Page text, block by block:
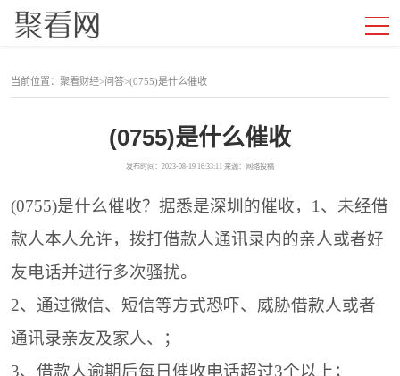
当前位置： 聚看财经>问答>(0755)是什么催收
(0755)是什么催收
发布时间：2023-08-19 16:33:11 来源：网络投稿
(0755)是什么催收？据悉是深圳的催收，1、未经借
款人本人允许，拨打借款人通讯录内的亲人或者好
友电话并进行多次骚扰。
2、通过微信、短信等方式恐吓、威胁借款人或者
通讯录亲友及家人、；
3、借款人逾期后每日催收电话超过3个以上；